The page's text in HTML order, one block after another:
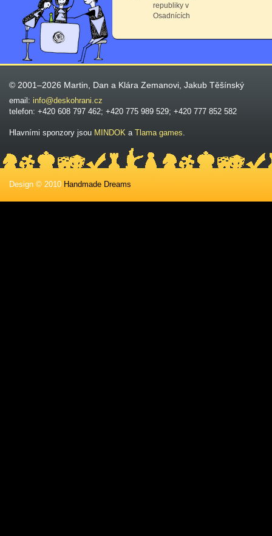
republiky v
Osadnících
© 2001–2026 Martin, Dan a Klára Zemanovi, Jakub Těšínský
email: info@deskohrani.cz
telefon: +420 608 797 462; +420 775 989 529; +420 777 852 582
Hlavními sponzory jsou MINDOK a Tlama games.
Design © 2010 Handmade Dreams